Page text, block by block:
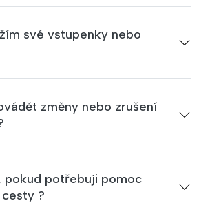
své vstupenky nebo
změny nebo zrušení
pokud potřebuji pomoc
?